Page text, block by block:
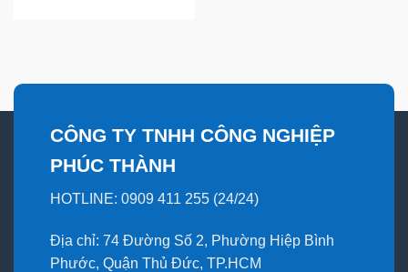
CÔNG TY TNHH CÔNG NGHIỆP
PHÚC THÀNH
HOTLINE: 0909 411 255 (24/24)
Địa chỉ: 74 Đường Số 2, Phường Hiệp Bình
Phước, Quận Thủ Đức, TP.HCM